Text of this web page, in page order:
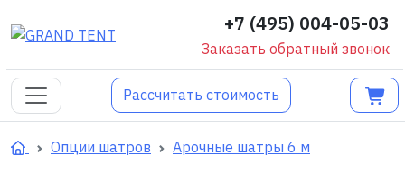
+7 (495) 004-05-03
Заказать обратный звонок
Рассчитать стоимость
Опции шатров Арочные шатры 6 м